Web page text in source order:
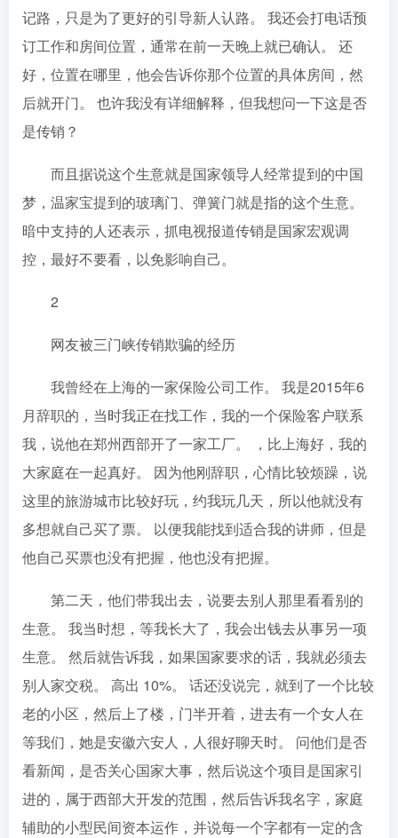
记路，只是为了更好的引导新人认路。 我还会打电话预
订工作和房间位置，通常在前一天晚上就已确认。 还
好，位置在哪里，他会告诉你那个位置的具体房间，然
后就开门。 也许我没有详细解释，但我想问一下这是否
是传销？
而且据说这个生意就是国家领导人经常提到的中国
梦，温家宝提到的玻璃门、弹簧门就是指的这个生意。
暗中支持的人还表示，抓电视报道传销是国家宏观调
控，最好不要看，以免影响自己。
2
网友被三门峡传销欺骗的经历
我曾经在上海的一家保险公司工作。 我是2015年6
月辞职的，当时我正在找工作，我的一个保险客户联系
我，说他在郑州西部开了一家工厂。 ，比上海好，我的
大家庭在一起真好。 因为他刚辞职，心情比较烦躁，说
这里的旅游城市比较好玩，约我玩几天，所以他就没有
多想就自己买了票。 以便我能找到适合我的讲师，但是
他自己买票也没有把握，他也没有把握。
第二天，他们带我出去，说要去别人那里看看别的
生意。 我当时想，等我长大了，我会出钱去从事另一项
生意。 然后就告诉我，如果国家要求的话，我就必须去
别人家交税。 高出 10%。 话还没说完，就到了一个比较
老的小区，然后上了楼，门半开着，进去有一个女人在
等我们，她是安徽六安人，人很好聊天时。 问他们是否
看新闻，是否关心国家大事，然后说这个项目是国家引
进的，属于西部大开发的范围，然后告诉我名字，家庭
辅助的小型民间资本运作，并说每一个字都有一定的含